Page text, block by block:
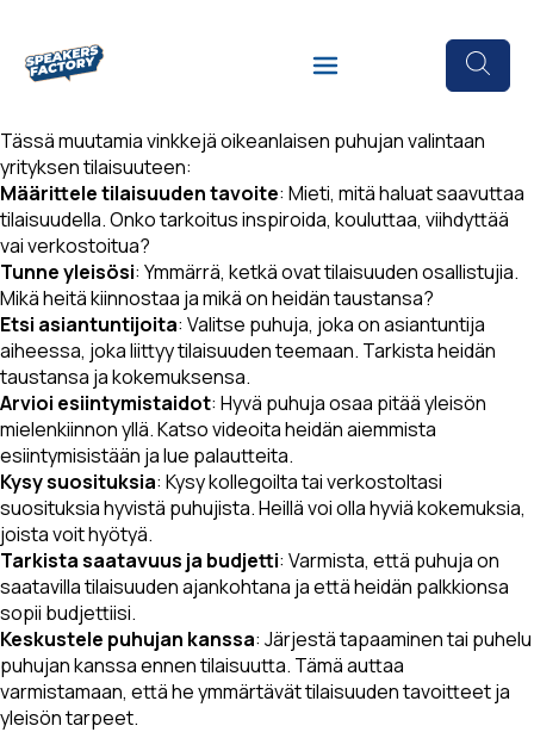
Tässä muutamia vinkkejä oikeanlaisen puhujan valintaan
yrityksen tilaisuuteen:
Määrittele tilaisuuden tavoite: Mieti, mitä haluat saavuttaa
tilaisuudella. Onko tarkoitus inspiroida, kouluttaa, viihdyttää
vai verkostoitua?
Tunne yleisösi: Ymmärrä, ketkä ovat tilaisuuden osallistujia.
Mikä heitä kiinnostaa ja mikä on heidän taustansa?
Etsi asiantuntijoita: Valitse puhuja, joka on asiantuntija
aiheessa, joka liittyy tilaisuuden teemaan. Tarkista heidän
taustansa ja kokemuksensa.
Arvioi esiintymistaidot: Hyvä puhuja osaa pitää yleisön
mielenkiinnon yllä. Katso videoita heidän aiemmista
esiintymisistään ja lue palautteita.
Kysy suosituksia: Kysy kollegoilta tai verkostoltasi
suosituksia hyvistä puhujista. Heillä voi olla hyviä kokemuksia,
joista voit hyötyä.
Tarkista saatavuus ja budjetti: Varmista, että puhuja on
saatavilla tilaisuuden ajankohtana ja että heidän palkkionsa
sopii budjettiisi.
Keskustele puhujan kanssa: Järjestä tapaaminen tai puhelu
puhujan kanssa ennen tilaisuutta. Tämä auttaa
varmistamaan, että he ymmärtävät tilaisuuden tavoitteet ja
yleisön tarpeet.